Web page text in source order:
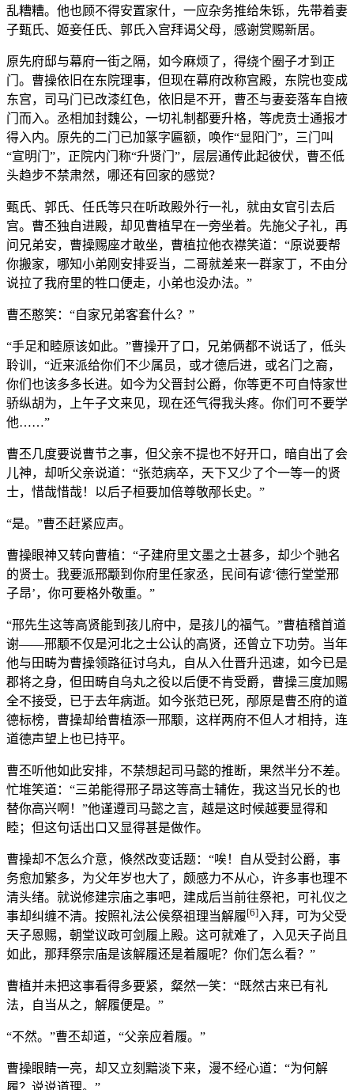
乱糟糟。他也顾不得安置家什，一应杂务推给朱铄，先带着妻
子甄氏、姬妾任氏、郭氏入宫拜谒父母，感谢赏赐新居。
原先府邸与幕府一街之隔，如今麻烦了，得绕个圈子才到正
门。曹操依旧在东院理事，但现在幕府改称宫殿，东院也变成
东宫，司马门已改漆红色，依旧是不开，曹丕与妻妾落车自掖
门而入。丞相加封魏公，一切礼制都要升格，等虎贲士通报才
得入内。原先的二门已加篆字匾额，唤作“显阳门”，三门叫
“宣明门”，正院内门称“升贤门”，层层通传此起彼伏，曹丕低
头趋步不禁肃然，哪还有回家的感觉？
甄氏、郭氏、任氏等只在听政殿外行一礼，就由女官引去后
宫。曹丕独自进殿，却见曹植早在一旁坐着。先施父子礼，再
问兄弟安，曹操赐座才敢坐，曹植拉他衣襟笑道：“原说要帮
你搬家，哪知小弟刚安排妥当，二哥就差来一群家丁，不由分
说拉了我府里的牲口便走，小弟也没办法。”
曹丕憨笑：“自家兄弟客套什么？”
“手足和睦原该如此。”曹操开了口，兄弟俩都不说话了，低头
聆训，“近来派给你们不少属员，或才德后进，或名门之裔，
你们也该多多长进。如今为父晋封公爵，你等更不可自恃家世
骄纵胡为，上午子文来见，现在还气得我头疼。你们可不要学
他……”
曹丕几度要说曹节之事，但父亲不提也不好开口，暗自出了会
儿神，却听父亲说道：“张范病卒，天下又少了个一等一的贤
士，惜哉惜哉！以后子桓要加倍尊敬邴长史。”
“是。”曹丕赶紧应声。
曹操眼神又转向曹植：“子建府里文墨之士甚多，却少个驰名
的贤士。我要派邢颙到你府里任家丞，民间有谚‘德行堂堂邢
子昂’，你可要格外敬重。”
“邢先生这等高贤能到孩儿府中，是孩儿的福气。”曹植稽首道
谢——邢颙不仅是河北之士公认的高贤，还曾立下功劳。当年
他与田畴为曹操领路征讨乌丸，自从入仕晋升迅速，如今已是
郡将之身，但田畴自乌丸之役以后便不肯受爵，曹操三度加赐
全不接受，已于去年病逝。如今张范已死，邴原是曹丕府的道
德标榜，曹操却给曹植添一邢颙，这样两府不但人才相持，连
道德声望上也已持平。
曹丕听他如此安排，不禁想起司马懿的推断，果然半分不差。
忙堆笑道：“三弟能得邢子昂这等高士辅佐，我这当兄长的也
替你高兴啊！”他谨遵司马懿之言，越是这时候越要显得和
睦；但这句话出口又显得甚是做作。
曹操却不怎么介意，倏然改变话题：“唉！自从受封公爵，事
务愈加繁多，为父年岁也大了，颇感力不从心，许多事也理不
清头绪。就说修建宗庙之事吧，建成后当前往祭祀，可礼仪之
事却纠缠不清。按照礼法公侯祭祖理当解履[6]入拜，可为父受
天子恩赐，朝堂议政可剑履上殿。这可就难了，入见天子尚且
如此，那拜祭宗庙是该解履还是着履呢？你们怎么看？”
曹植并未把这事看得多要紧，粲然一笑：“既然古来已有礼
法，自当从之，解履便是。”
“不然。”曹丕却道，“父亲应着履。”
曹操眼睛一亮，却又立刻黯淡下来，漫不经心道：“为何解